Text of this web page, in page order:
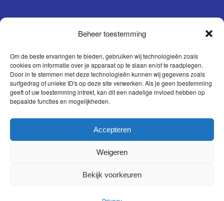
Beheer toestemming
Om de beste ervaringen te bieden, gebruiken wij technologieën zoals
cookies om informatie over je apparaat op te slaan en/of te raadplegen.
Door in te stemmen met deze technologieën kunnen wij gegevens zoals
surfgedrag of unieke ID's op deze site verwerken. Als je geen toestemming
geeft of uw toestemming intrekt, kan dit een nadelige invloed hebben op
bepaalde functies en mogelijkheden.
Accepteren
Weigeren
Bekijk voorkeuren
Prinses Margrietstraat 15
4241 BA Arkel